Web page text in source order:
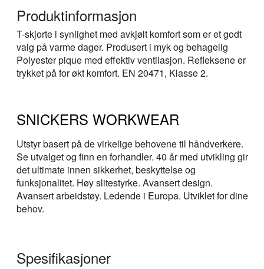
Produktinformasjon
T-skjorte i synlighet med avkjølt komfort som er et godt
valg på varme dager. Produsert i myk og behagelig
Polyester pique med effektiv ventilasjon. Refleksene er
trykket på for økt komfort. EN 20471, Klasse 2.
SNICKERS WORKWEAR
Utstyr basert på de virkelige behovene til håndverkere.
Se utvalget og finn en forhandler. 40 år med utvikling gir
det ultimate innen sikkerhet, beskyttelse og
funksjonalitet. Høy slitestyrke. Avansert design.
Avansert arbeidstøy. Ledende i Europa. Utviklet for dine
behov.
Spesifikasjoner